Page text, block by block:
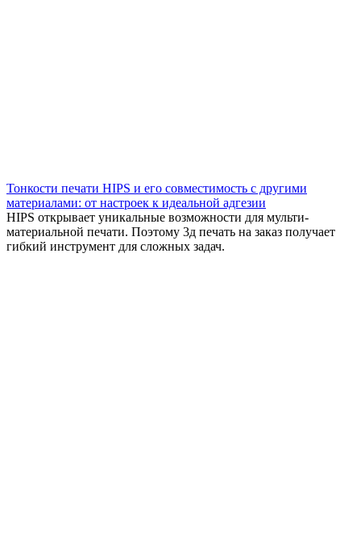
Тонкости печати HIPS и его совместимость с другими
материалами: от настроек к идеальной адгезии
HIPS открывает уникальные возможности для мульти-
материальной печати. Поэтому 3д печать на заказ получает
гибкий инструмент для сложных задач.